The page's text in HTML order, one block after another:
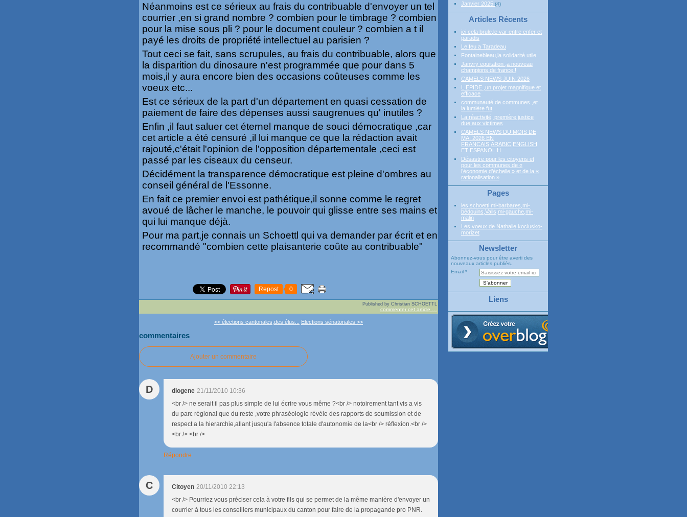
Néanmoins est ce sérieux au frais du contribuable d'envoyer un tel
courrier ,en si grand nombre ? combien pour le timbrage ? combien
pour la mise sous pli ? pour le document couleur ? combien a t il
payé les droits de propriété intellectuel au parisien ?
Tout ceci se fait, sans scrupules, au frais du contribuable, alors que
la disparition du dinosaure n'est programmée que pour dans 5
mois,il y aura encore bien des occasions coûteuses comme les
voeux etc...
Est ce sérieux de la part d'un département en quasi cessation de
paiement de faire des dépenses aussi saugrenues qu' inutiles ?
Enfin ,il faut saluer cet éternel manque de souci démocratique ,car
cet article a été censuré ,il lui manque ce que la rédaction avait
rajouté,c'était l'opinion de l'opposition départementale ,ceci est
passé par les ciseaux du censeur.
Décidément la transparence démocratique est pleine d'ombres au
conseil général de l'Essonne.
En fait ce premier envoi est pathétique,il sonne comme le regret
avoué de lâcher le manche, le pouvoir qui glisse entre ses mains et
qui lui manque déjà.
Pour ma part,je connais un Schoettl qui va demander par écrit et en
recommandé "combien cette plaisanterie coûte au contribuable"
Repost 0
Published by Christian SCHOETTL
commenter cet article
<< élections cantonales,des élus... Elections sénatoriales >>
commentaires
Ajouter un commentaire
D diogene 21/11/2010 10:36
<br /> ne serait il pas plus simple de lui écrire vous même ?<br /> notoirement tant vis a vis
du parc régional que du reste ,votre phraséologie révèle des rapports de soumission et de
respect a la hierarchie,allant jusqu'a l'absence totale d'autonomie de la<br /> réflexion.<br />
<br /> <br />
Répondre
C Citoyen 20/11/2010 22:13
<br /> Pourriez vous préciser cela à votre fils qui se permet de la même manière d'envoyer un
courrier à tous les conseillers municipaux du canton pour faire de la propagande pro PNR.
Janvier 2025 (4)
Articles Récents
ici cela brule,le var entre enfer et
paradis
Le feu a Taradeau
Fontainebleau,la solidarité utile
Janvry equitation ,a nouveau
champions de france !
CAMELS NEWS JUIN 2026
L EPIDE ,un projet magnifique et
efficace
communauté de communes ,et
la lumière fut
La réactivité, première justice
due aux victimes
CAMELS NEWS DU MOIS DE
MAI 2026 EN
FRANCAIS,ARABIC,ENGLISH
ET ESPANOL H
Désastre pour les citoyens et
pour les communes de «
l’économie d’échelle » et de la «
rationalisation »
Pages
les schoettl mi-barbares,mi-
bédouins,Valls,mi-gauche,mi-
malin
Les voeux de Nathalie kociusko-
morizet
Newsletter
Abonnez-vous pour être averti des
nouveaux articles publiés.
Email
Liens